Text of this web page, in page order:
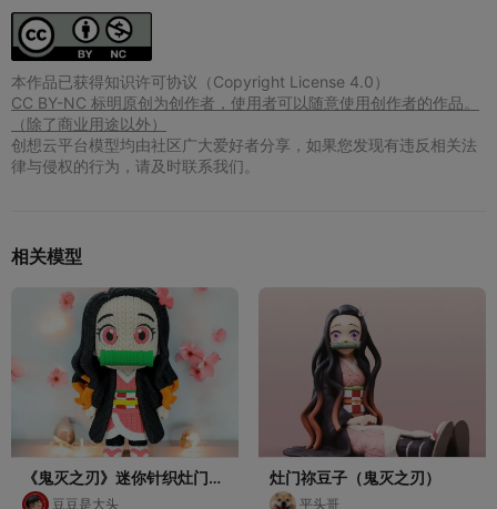
本作品已获得知识许可协议（Copyright License 4.0）
CC BY-NC 标明原创为创作者，使用者可以随意使用创作者的作品。
（除了商业用途以外）
创想云平台模型均由社区广大爱好者分享，如果您发现有违反相关法
律与侵权的行为，请及时联系我们。
相关模型
《鬼灭之刃》迷你针织灶门祢
豆子 豆豆是大头
灶门祢豆子（鬼灭之刃）
平头哥